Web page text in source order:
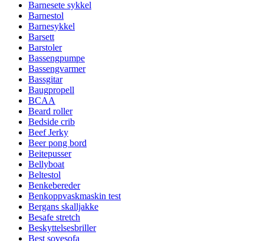
Barnesete sykkel
Barnestol
Barnesykkel
Barsett
Barstoler
Bassengpumpe
Bassengvarmer
Bassgitar
Baugpropell
BCAA
Beard roller
Bedside crib
Beef Jerky
Beer pong bord
Beitepusser
Bellyboat
Beltestol
Benkebereder
Benkoppvaskmaskin test
Bergans skalljakke
Besafe stretch
Beskyttelsesbriller
Best sovesofa